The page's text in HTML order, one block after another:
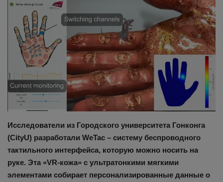
Здоровье
Наука и открытия
Исследователи из Городского университета Гонконга
(CityU) разработали WeTac – систему беспроводного
тактильного интерфейса, которую можно носить на
руке. Эта «VR-кожа» с ультратонкими мягкими
элементами собирает персонализированные данные о